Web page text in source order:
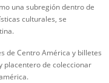
una subregión dentro de
culturales, se
de Centro América y billetes
placentero de coleccionar